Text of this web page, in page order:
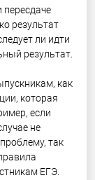
результат
ли идти
результат.
как
которая
если
не
так
ЕГЭ.